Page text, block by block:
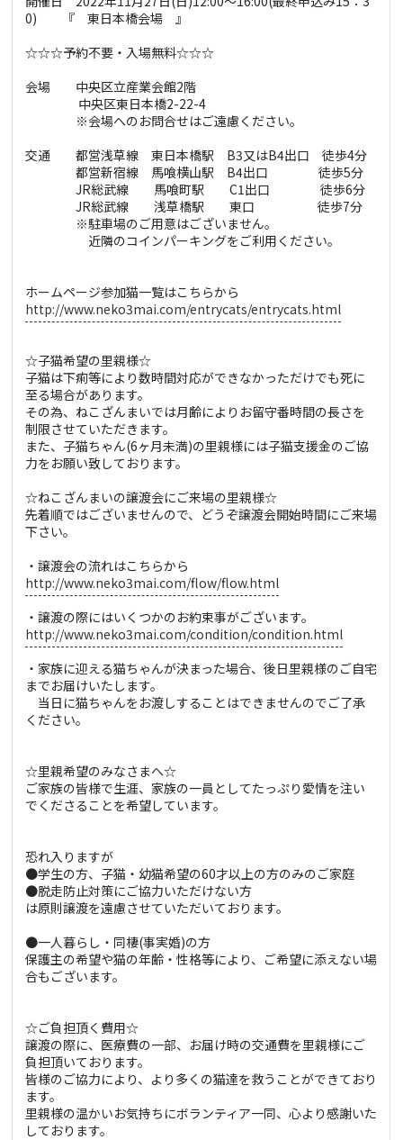
0) 『 東日本橋会場 』
☆☆☆予約不要・入場無料☆☆☆
会場 中央区立産業会館2階
中央区東日本橋2-22-4
※会場へのお問合せはご遠慮ください。
交通 都営浅草線 東日本橋駅 B3又はB4出口 徒歩4分
都営新宿線 馬喰横山駅 B4出口 徒歩5分
JR総武線 馬喰町駅 C1出口 徒歩6分
JR総武線 浅草橋駅 東口 徒歩7分
※駐車場のご用意はございません。
近隣のコインパーキングをご利用ください。
ホームページ参加猫一覧はこちらから
http://www.neko3mai.com/entrycats/entrycats.html
☆子猫希望の里親様☆
子猫は下痢等により数時間対応ができなかっただけでも死に
至る場合があります。
その為、ねこざんまいでは月齢によりお留守番時間の長さを
制限させていただきます。
また、子猫ちゃん(6ヶ月未満)の里親様には子猫支援金のご協
力をお願い致しております。
☆ねこざんまいの譲渡会にご来場の里親様☆
先着順ではございませんので、どうぞ譲渡会開始時間にご来場
下さい。
・譲渡会の流れはこちらから
http://www.neko3mai.com/flow/flow.html
・譲渡の際にはいくつかのお約束事がございます。
http://www.neko3mai.com/condition/condition.html
・家族に迎える猫ちゃんが決まった場合、後日里親様のご自宅
までお届けいたします。
当日に猫ちゃんをお渡しすることはできませんのでご了承
ください。
☆里親希望のみなさまへ☆
ご家族の皆様で生涯、家族の一員としてたっぷり愛情を注い
でくださることを希望しています。
恐れ入りますが
●学生の方、子猫・幼猫希望の60才以上の方のみのご家庭
●脱走防止対策にご協力いただけない方
は原則譲渡を遠慮させていただいております。
●一人暮らし・同棲(事実婚)の方
保護主の希望や猫の年齢・性格等により、ご希望に添えない場
合もございます。
☆ご負担頂く費用☆
譲渡の際に、医療費の一部、お届け時の交通費を里親様にご
負担頂いております。
皆様のご協力により、より多くの猫達を救うことができており
ます。
里親様の温かいお気持ちにボランティア一同、心より感謝いた
しております。